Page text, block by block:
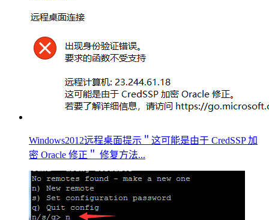
Windows2012远程桌面提示＂这可能是由于 CredSSP 加
密 Oracle 修正＂ 修复方法...